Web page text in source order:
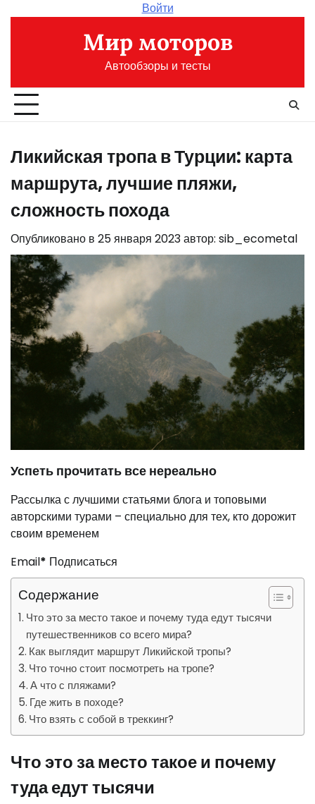
Войти
Мир моторов
Автообзоры и тесты
Ликийская тропа в Турции: карта
маршрута, лучшие пляжи,
сложность похода
Опубликовано в 25 января 2023автор: sib_ecometal
Успеть прочитать все нереально
Рассылка с лучшими статьями блога и топовыми
авторскими турами – специально для тех, кто дорожит
своим временем
Email* Подписаться
Содержание
Что это за место такое и почему туда едут тысячи
путешественников со всего мира?
Как выглядит маршрут Ликийской тропы?
Что точно стоит посмотреть на тропе?
А что с пляжами?
Где жить в походе?
Что взять с собой в треккинг?
Что это за место такое и почему
туда едут тысячи